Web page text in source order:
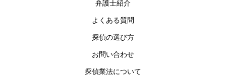
弁護士紹介
よくある質問
探偵の選び方
お問い合わせ
探偵業法について